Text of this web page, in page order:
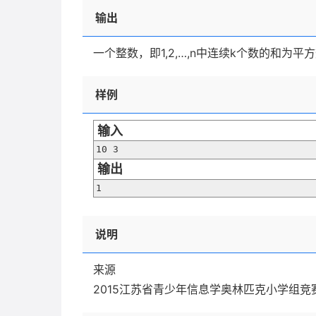
输出
一个整数，即1,2,…,n中连续k个数的和为平方
样例
输入
10 3
输出
1
说明
来源
2015江苏省青少年信息学奥林匹克小学组竞